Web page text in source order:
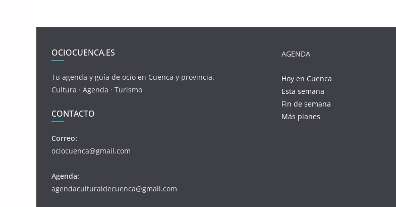
OCIOCUENCA.ES
Tu agenda y guía de ocio en Cuenca y provincia.
Cultura · Agenda · Turismo
CONTACTO
Correo:
ociocuenca@gmail.com
Agenda:
agendaculturaldecuenca@gmail.com
AGENDA
Hoy en Cuenca
Esta semana
Fin de semana
Más planes